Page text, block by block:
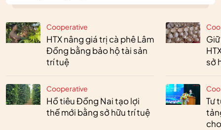
Cooperative
HTX nâng giá trị cà phê Lâm
Đồng bằng bảo hộ tài sản
trí tuệ
Cooperative
Hồ tiêu Đồng Nai tạo lợi
thế mới bằng sở hữu trí tuệ
sở
Tư